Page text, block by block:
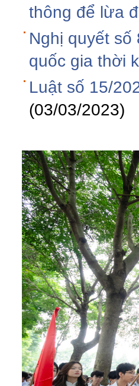
thông để lừa
Nghị quyết số
quốc gia thời
Luật số 15/
(03/03/2023)